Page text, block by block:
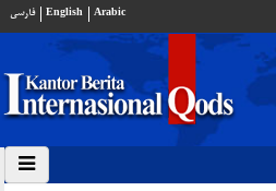
فارسي English Arabic